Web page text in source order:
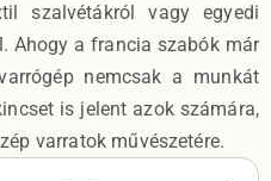
szalvétákról vagy egyedi
Ahogy a francia szabók már
nemcsak a munkát
is jelent azok számára,
varratok művészetére.